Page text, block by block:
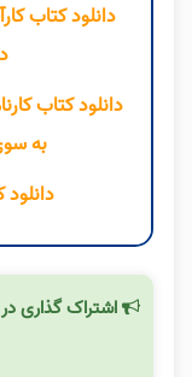
دانلود کتاب
به
اشتراک گذاری